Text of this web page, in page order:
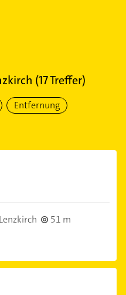
(17Treffer)
Entfernung
51 m